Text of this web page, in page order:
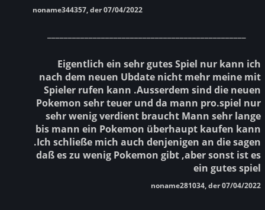
noname344357, der 07/04/2022
Eigentlich ein sehr gutes Spiel nur kann ich
nach dem neuen Ubdate nicht mehr meine mit
Spieler rufen kann .Ausserdem sind die neuen
Pokemon sehr teuer und da mann pro.spiel nur
sehr wenig verdient braucht Mann sehr lange
bis mann ein Pokemon überhaupt kaufen kann
.Ich schließe mich auch denjenigen an die sagen
daß es zu wenig Pokemon gibt ,aber sonst ist es
ein gutes spiel
noname281034, der 07/04/2022